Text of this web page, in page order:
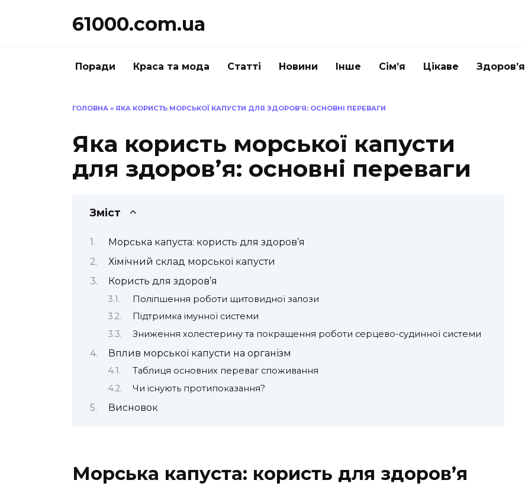
61000.com.ua
Поради Краса та мода Статті Новини Інше Сім’я Цікаве Здоров’я
ГОЛОВНА » ЯКА КОРИСТЬ МОРСЬКОЇ КАПУСТИ ДЛЯ ЗДОРОВ’Я: ОСНОВНІ ПЕРЕВАГИ
Яка користь морської капусти
для здоров’я: основні переваги
Зміст
Морська капуста: користь для здоров’я
Хімічний склад морської капусти
Користь для здоров’я
Поліпшення роботи щитовидної залози
Підтримка імунної системи
Зниження холестерину та покращення роботи серцево-судинної системи
Вплив морської капусти на організм
Таблиця основних переваг споживання
Чи існують протипоказання?
Висновок
Морська капуста: користь для здоров’я